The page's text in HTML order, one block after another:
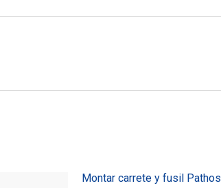
Montar carrete y fusil Pathos